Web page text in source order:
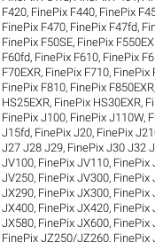
F420, FinePix F440, FinePix
FinePix F470, FinePix F47fd,
FinePix F50SE, FinePix
F60fd, FinePix F610, FinePix
F70EXR, FinePix F710, FinePix
FinePix F810, FinePix F850EXR
HS25EXR, FinePix HS30EXR,
FinePix J100, FinePix J110W,
J15fd, FinePix J20, FinePix
J27 J28 J29, FinePix J30 J32
JV100, FinePix JV110, FinePix
JV250, FinePix JV300, FinePix
JX290, FinePix JX300, FinePix
JX400, FinePix JX420, FinePix
JX580, FinePix JX600, FinePix
FinePix JZ250/JZ260, FinePix